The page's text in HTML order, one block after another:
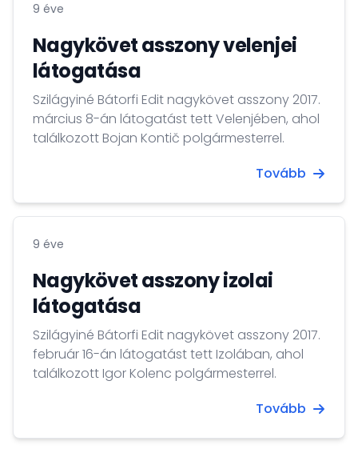
9 éve
Nagykövet asszony velenjei
látogatása
Szilágyiné Bátorfi Edit nagykövet asszony 2017.
március 8-án látogatást tett Velenjében, ahol
találkozott Bojan Kontič polgármesterrel.
Tovább
9 éve
Nagykövet asszony izolai
látogatása
Szilágyiné Bátorfi Edit nagykövet asszony 2017.
február 16-án látogatást tett Izolában, ahol
találkozott Igor Kolenc polgármesterrel.
Tovább